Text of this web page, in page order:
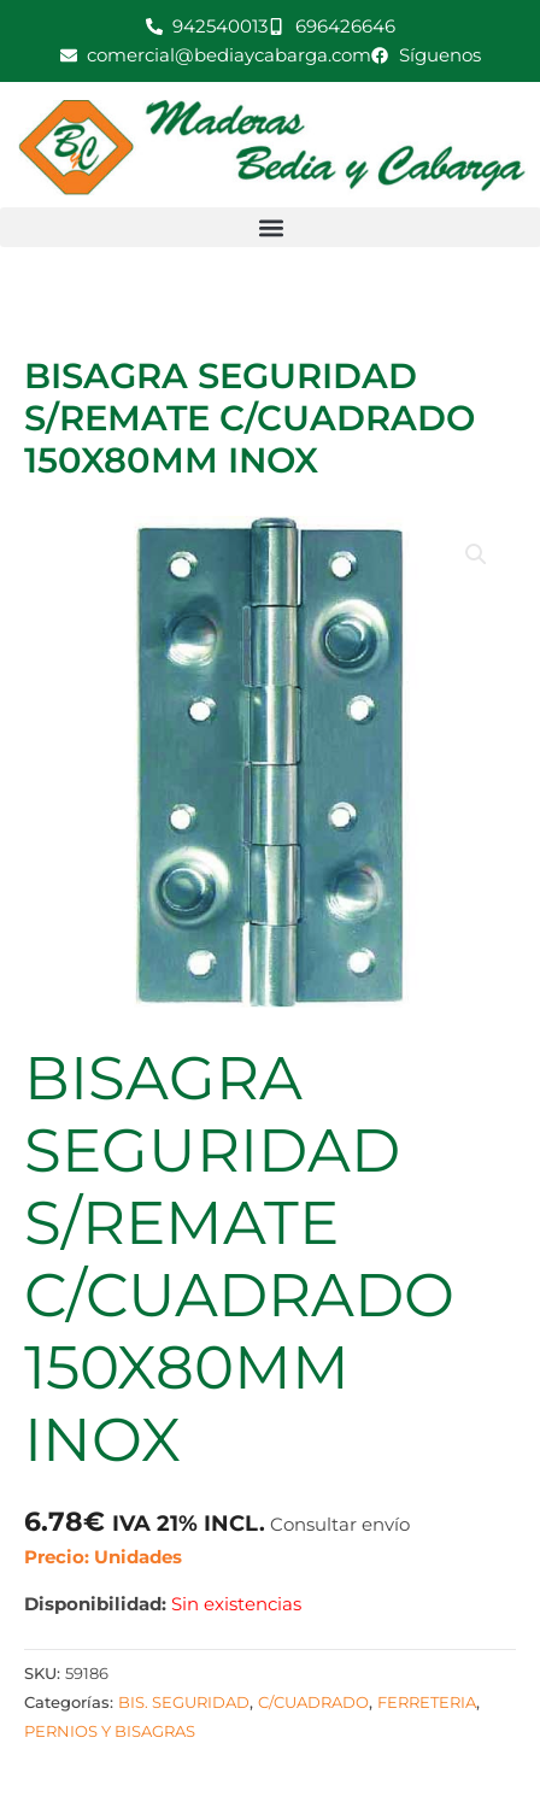
942540013
696426646
comercial@bediaycabarga.com
Síguenos
BISAGRA SEGURIDAD
S/REMATE C/CUADRADO
150X80MM INOX
BISAGRA
SEGURIDAD
S/REMATE
C/CUADRADO
150X80MM
INOX
6.78€ IVA 21% INCL. Consultar envío
Precio: Unidades
Disponibilidad: Sin existencias
SKU: 59186
Categorías: BIS. SEGURIDAD, C/CUADRADO, FERRETERIA,
PERNIOS Y BISAGRAS